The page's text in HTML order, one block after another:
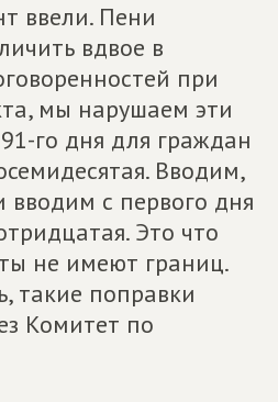
ввели. Пени
вдвое в
при
мы нарушаем эти
го дня для граждан
Вводим,
вводим с первого дня
Это что
не имеют границ.
такие поправки
Комитет по